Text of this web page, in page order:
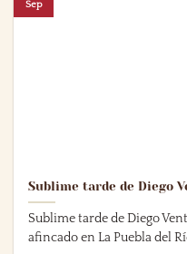
Sublime tarde de Diego
Sublime tarde de Diego
afincado en La Puebla del
Sep